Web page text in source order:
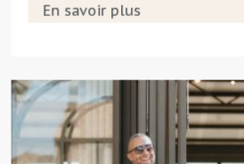
En savoir plus